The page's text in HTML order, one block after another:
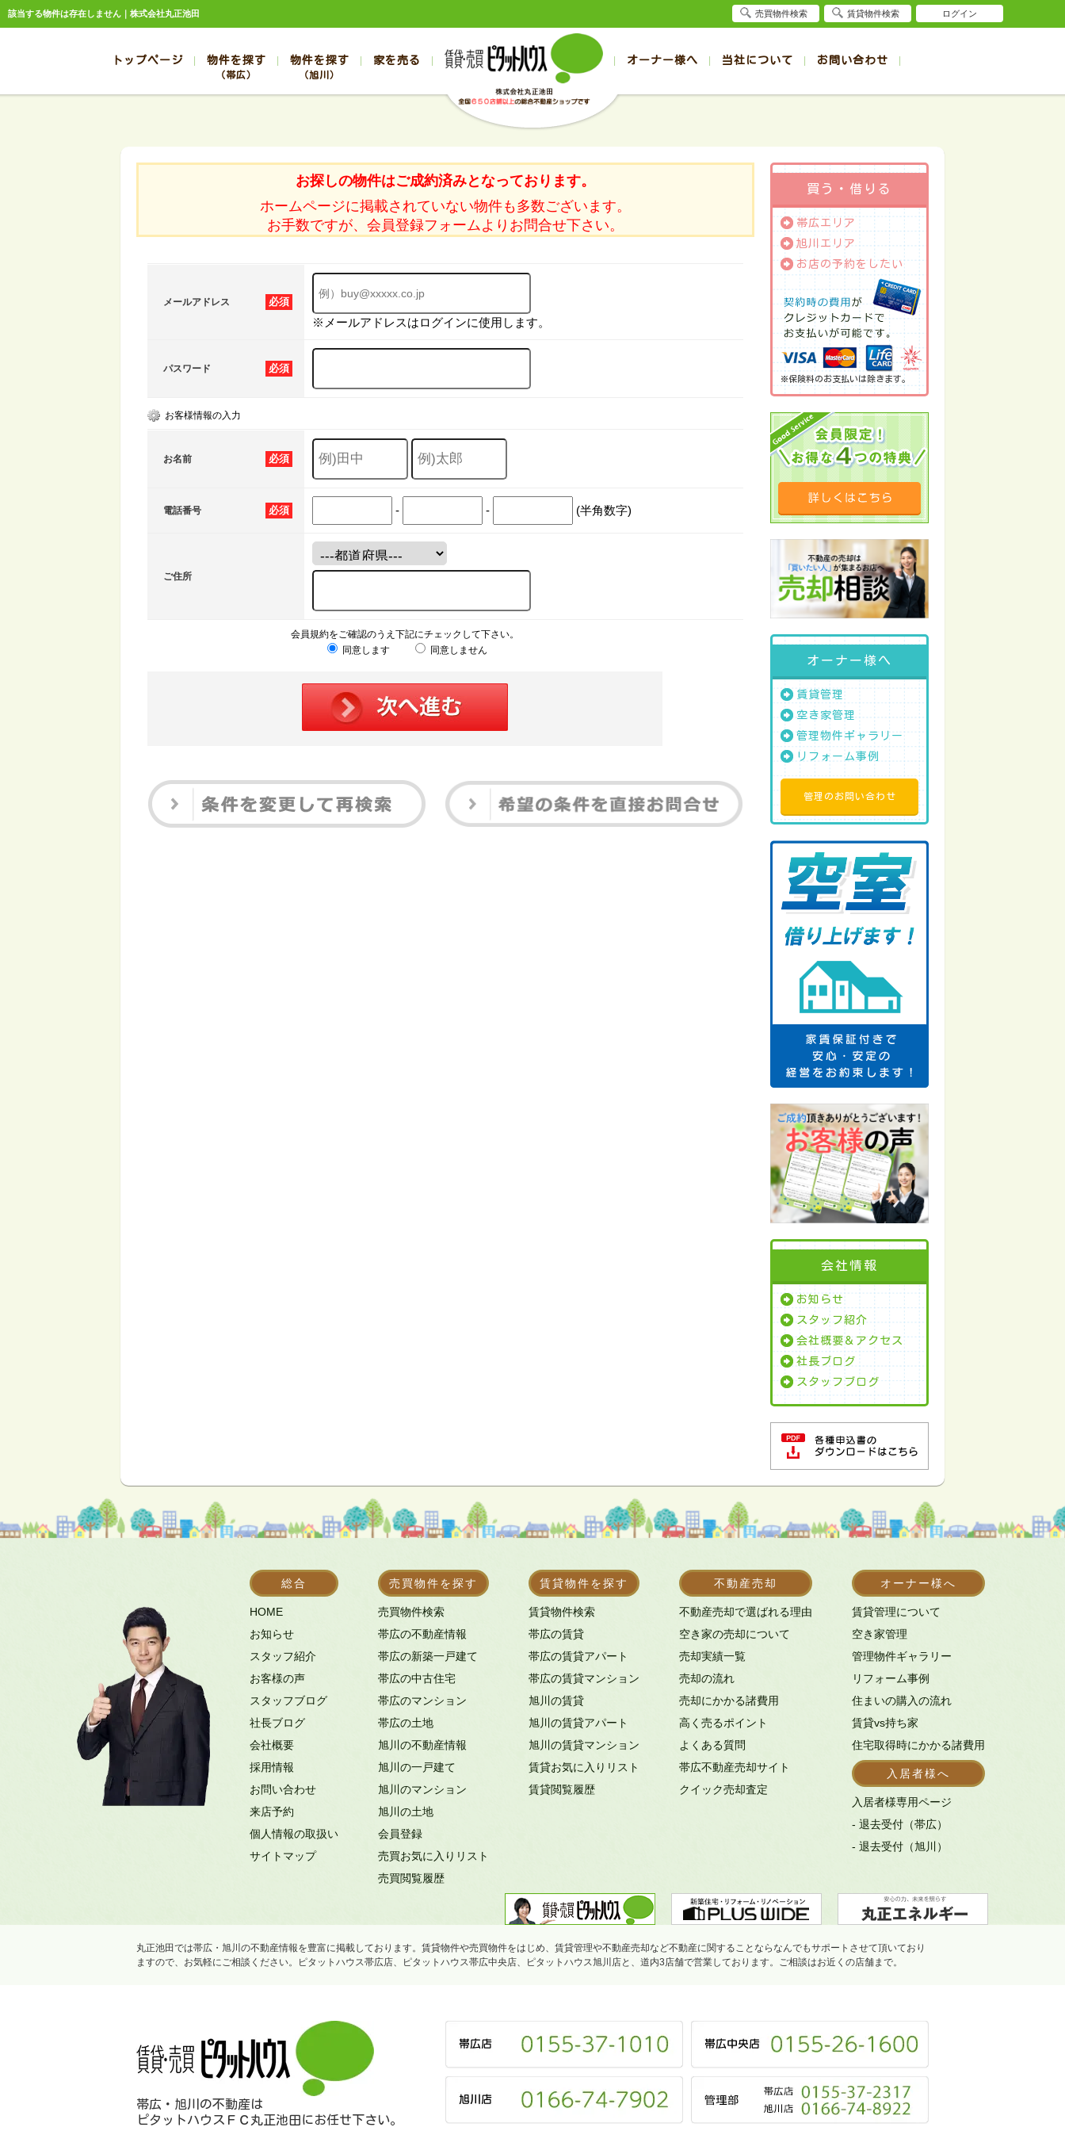
該当する物件は存在しません｜株式会社丸正池田
トップページ 物件を探す
（帯広）
売買
帯広の新築一戸建て
帯広の中古一戸建て
帯広の土地
帯広の中古マンション
帯広の1000万～2000万円
帯広の2000万～3000万円
帯広の3000万～4000万円
帯広の4000万以上
帯広の賃貸アパート
帯広の1DK～1LDK賃貸
帯広の2K～2LDK賃貸
帯広の3K～3LDK賃貸
帯広の4K以上賃貸
物件を探す
（旭川）
売買
旭川の新築一戸建て
旭川の中古一戸建て
旭川の土地
旭川の中古マンション
旭川の1000万～2000万円
旭川の2000万～3000万円
旭川の3000万～4000万円
旭川の4000万以上
旭川の賃貸アパート
旭川の1DK～1LDK賃貸
旭川の2K～2LDK賃貸
旭川の3K～3LDK賃貸
旭川の4K以上賃貸
家を売る オーナー様へ 当社について
スタッフブログ お客様の声
お問い合わせ
売却のお問合せ 入居者様ページ
お探しの物件はご成約済みとなっております。
ホームページに掲載されていない物件も多数ございます。
お手数ですが、会員登録フォームよりお問合せ下さい。
必須
メールアドレス
※メールアドレスはログインに使用します。
必須
パスワード
お客様情報の入力
必須
お名前
必須
電話番号 - - (半角数字)
ご住所
会員規約をご確認のうえ下記にチェックして下さい。
同意します
同意しません
買う・借りる
帯広エリア
旭川エリア
お店の予約をしたい
※保険料のお支払いは除きます。
オーナー様へ
賃貸管理
空き家管理
管理物件ギャラリー
リフォーム事例
管理のお問い合わせ
会社情報
お知らせ
スタッフ紹介
会社概要＆アクセス
社長ブログ
スタッフブログ
総合
HOME
お知らせ
スタッフ紹介
お客様の声
スタッフブログ
社長ブログ
会社概要
採用情報
お問い合わせ
来店予約
個人情報の取扱い
サイトマップ
売買物件を探す
売買物件検索
帯広の不動産情報
帯広の新築一戸建て
帯広の中古住宅
帯広のマンション
帯広の土地
旭川の不動産情報
旭川の一戸建て
旭川のマンション
旭川の土地
会員登録
売買お気に入りリスト
売買閲覧履歴
賃貸物件を探す
賃貸物件検索
帯広の賃貸
帯広の賃貸アパート
帯広の賃貸マンション
旭川の賃貸
旭川の賃貸アパート
旭川の賃貸マンション
賃貸お気に入りリスト
賃貸閲覧履歴
不動産売却
不動産売却で選ばれる理由
空き家の売却について
売却実績一覧
売却の流れ
売却にかかる諸費用
高く売るポイント
よくある質問
帯広不動産売却サイト
クイック売却査定
オーナー様へ
賃貸管理について
空き家管理
管理物件ギャラリー
リフォーム事例
住まいの購入の流れ
賃貸vs持ち家
住宅取得時にかかる諸費用
入居者様へ
入居者様専用ページ
- 退去受付（帯広）
- 退去受付（旭川）
丸正池田では帯広・旭川の不動産情報を豊富に掲載しております。賃貸物件や売買物件をはじめ、賃貸管理や不動産売却など不動産に関することならなんでもサポートさせて頂いており
ますので、お気軽にご相談ください。ピタットハウス帯広店、ピタットハウス帯広中央店、ピタットハウス旭川店と、道内3店舗で営業しております。ご相談はお近くの店舗まで。
帯広・旭川の不動産は
ピタットハウスＦＣ丸正池田にお任せ下さい。
売買物件検索 賃貸物件検索 ログイン